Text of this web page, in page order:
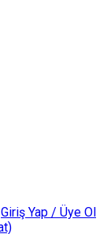
Giriş Yap / Üye Ol